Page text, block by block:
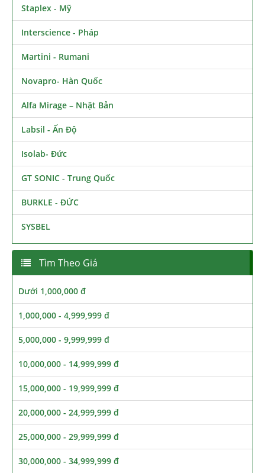
Staplex - Mỹ
Interscience - Pháp
Martini - Rumani
Novapro- Hàn Quốc
Alfa Mirage – Nhật Bản
Labsil - Ấn Độ
Isolab- Đức
GT SONIC - Trung Quốc
BURKLE - ĐỨC
SYSBEL
Tìm Theo Giá
Dưới 1,000,000 đ
1,000,000 - 4,999,999 đ
5,000,000 - 9,999,999 đ
10,000,000 - 14,999,999 đ
15,000,000 - 19,999,999 đ
20,000,000 - 24,999,999 đ
25,000,000 - 29,999,999 đ
30,000,000 - 34,999,999 đ